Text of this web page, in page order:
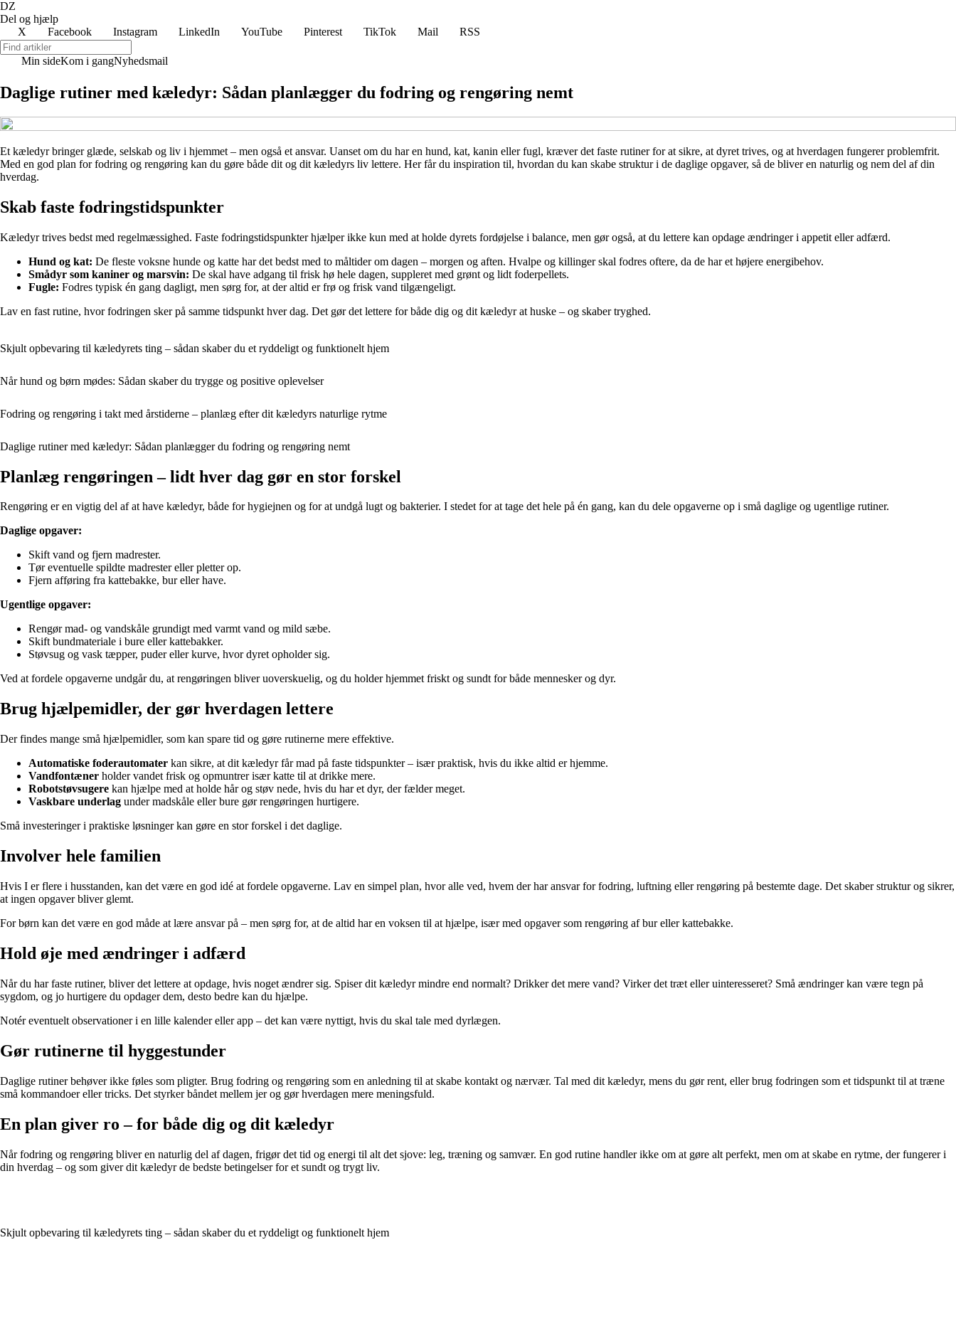
DZ
Del og hjælp
X
Facebook Instagram LinkedIn YouTube Pinterest TikTok Mail RSS
Min sideKom i gangNyhedsmail
Daglige rutiner med kæledyr: Sådan planlægger du fodring og rengøring nemt
Et kæledyr bringer glæde, selskab og liv i hjemmet – men også et ansvar. Uanset om du har en hund, kat, kanin eller fugl, kræver det faste rutiner for at sikre, at dyret trives, og at hverdagen fungerer problemfrit.
Med en god plan for fodring og rengøring kan du gøre både dit og dit kæledyrs liv lettere. Her får du inspiration til, hvordan du kan skabe struktur i de daglige opgaver, så de bliver en naturlig og nem del af din
hverdag.
Skab faste fodringstidspunkter
Kæledyr trives bedst med regelmæssighed. Faste fodringstidspunkter hjælper ikke kun med at holde dyrets fordøjelse i balance, men gør også, at du lettere kan opdage ændringer i appetit eller adfærd.
Hund og kat: De fleste voksne hunde og katte har det bedst med to måltider om dagen – morgen og aften. Hvalpe og killinger skal fodres oftere, da de har et højere energibehov.
Smådyr som kaniner og marsvin: De skal have adgang til frisk hø hele dagen, suppleret med grønt og lidt foderpellets.
Fugle: Fodres typisk én gang dagligt, men sørg for, at der altid er frø og frisk vand tilgængeligt.
Lav en fast rutine, hvor fodringen sker på samme tidspunkt hver dag. Det gør det lettere for både dig og dit kæledyr at huske – og skaber tryghed.
Skjult opbevaring til kæledyrets ting – sådan skaber du et ryddeligt og funktionelt hjem
Når hund og børn mødes: Sådan skaber du trygge og positive oplevelser
Fodring og rengøring i takt med årstiderne – planlæg efter dit kæledyrs naturlige rytme
Daglige rutiner med kæledyr: Sådan planlægger du fodring og rengøring nemt
Planlæg rengøringen – lidt hver dag gør en stor forskel
Rengøring er en vigtig del af at have kæledyr, både for hygiejnen og for at undgå lugt og bakterier. I stedet for at tage det hele på én gang, kan du dele opgaverne op i små daglige og ugentlige rutiner.
Daglige opgaver:
Skift vand og fjern madrester.
Tør eventuelle spildte madrester eller pletter op.
Fjern afføring fra kattebakke, bur eller have.
Ugentlige opgaver:
Rengør mad- og vandskåle grundigt med varmt vand og mild sæbe.
Skift bundmateriale i bure eller kattebakker.
Støvsug og vask tæpper, puder eller kurve, hvor dyret opholder sig.
Ved at fordele opgaverne undgår du, at rengøringen bliver uoverskuelig, og du holder hjemmet friskt og sundt for både mennesker og dyr.
Brug hjælpemidler, der gør hverdagen lettere
Der findes mange små hjælpemidler, som kan spare tid og gøre rutinerne mere effektive.
Automatiske foderautomater kan sikre, at dit kæledyr får mad på faste tidspunkter – især praktisk, hvis du ikke altid er hjemme.
Vandfontæner holder vandet frisk og opmuntrer især katte til at drikke mere.
Robotstøvsugere kan hjælpe med at holde hår og støv nede, hvis du har et dyr, der fælder meget.
Vaskbare underlag under madskåle eller bure gør rengøringen hurtigere.
Små investeringer i praktiske løsninger kan gøre en stor forskel i det daglige.
Involver hele familien
Hvis I er flere i husstanden, kan det være en god idé at fordele opgaverne. Lav en simpel plan, hvor alle ved, hvem der har ansvar for fodring, luftning eller rengøring på bestemte dage. Det skaber struktur og sikrer,
at ingen opgaver bliver glemt.
For børn kan det være en god måde at lære ansvar på – men sørg for, at de altid har en voksen til at hjælpe, især med opgaver som rengøring af bur eller kattebakke.
Hold øje med ændringer i adfærd
Når du har faste rutiner, bliver det lettere at opdage, hvis noget ændrer sig. Spiser dit kæledyr mindre end normalt? Drikker det mere vand? Virker det træt eller uinteresseret? Små ændringer kan være tegn på
sygdom, og jo hurtigere du opdager dem, desto bedre kan du hjælpe.
Notér eventuelt observationer i en lille kalender eller app – det kan være nyttigt, hvis du skal tale med dyrlægen.
Gør rutinerne til hyggestunder
Daglige rutiner behøver ikke føles som pligter. Brug fodring og rengøring som en anledning til at skabe kontakt og nærvær. Tal med dit kæledyr, mens du gør rent, eller brug fodringen som et tidspunkt til at træne
små kommandoer eller tricks. Det styrker båndet mellem jer og gør hverdagen mere meningsfuld.
En plan giver ro – for både dig og dit kæledyr
Når fodring og rengøring bliver en naturlig del af dagen, frigør det tid og energi til alt det sjove: leg, træning og samvær. En god rutine handler ikke om at gøre alt perfekt, men om at skabe en rytme, der fungerer i
din hverdag – og som giver dit kæledyr de bedste betingelser for et sundt og trygt liv.
Skjult opbevaring til kæledyrets ting – sådan skaber du et ryddeligt og funktionelt hjem